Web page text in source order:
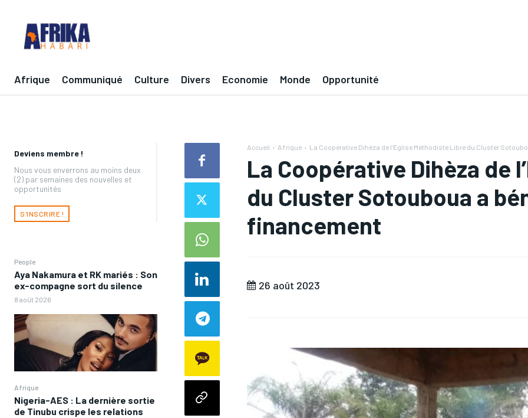
Afrique Communiqué Culture Divers Economie Monde Opportunité
Deviens membre !
Nous vous enverrons au moins deux
(2) par semaines des nouvelles et
opportunités
S'INSCRIRE !
People
Aya Nakamura et RK mariés : Son
ex-compagne sort du silence
8 août 2026
Afrique
Nigeria-AES : La dernière sortie
de Tinubu crispe les relations
Accueil Afrique La Coopérative Dihèza de l’Eglise Méthodiste Libre du Cluster
La Coopérative Dihèza de
du Cluster Sotouboua a
financement
26 août 2023